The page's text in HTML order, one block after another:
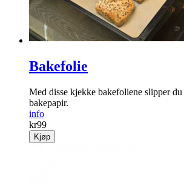
Bakefolie
Med disse kjekke bake­foliene slipper
bakepapir.
info
kr99
Kjøp